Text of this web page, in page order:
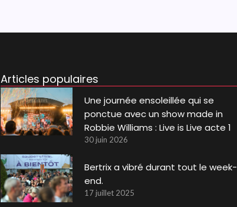
Articles populaires
Une journée ensoleillée qui se
ponctue avec un show made in
Robbie Williams : Live is Live acte 1
30 juin 2026
Bertrix a vibré durant tout le week-
end.
17 juillet 2025